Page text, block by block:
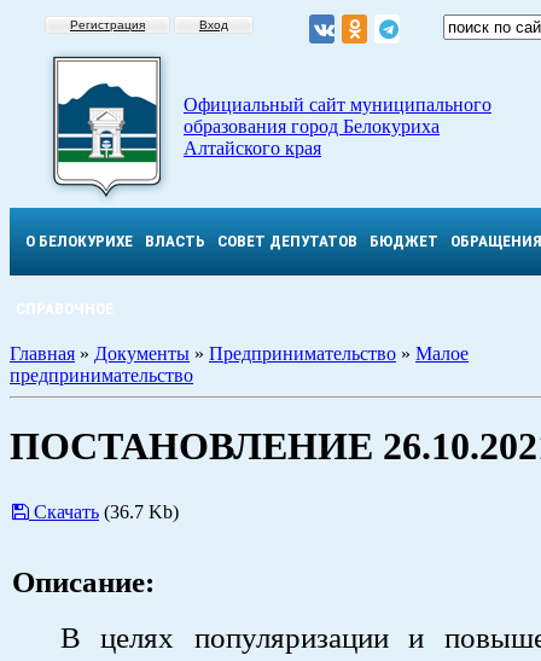
Регистрация Вход
Официальный сайт муниципального
образования город Белокуриха
Алтайского края
О БЕЛОКУРИХЕ ВЛАСТЬ СОВЕТ ДЕПУТАТОВ БЮДЖЕТ ОБРАЩЕНИЯ
СПРАВОЧНОЕ
Главная » Документы » Предпринимательство » Малое
предпринимательство
ПОСТАНОВЛЕНИЕ
Скачать (36.7 Kb)
Описание:
В целях популяризации и